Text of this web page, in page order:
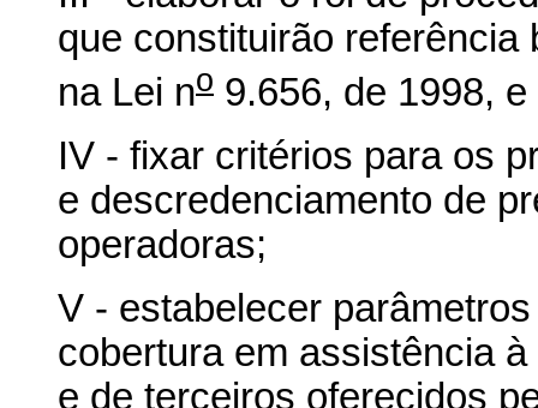
que constituirão
na Lei no 9.656, de 1998,
IV - fixar critérios para os
e descredenciamento de
operadoras;
V - estabelecer
cobertura em assistência
e de terceiros oferecidos